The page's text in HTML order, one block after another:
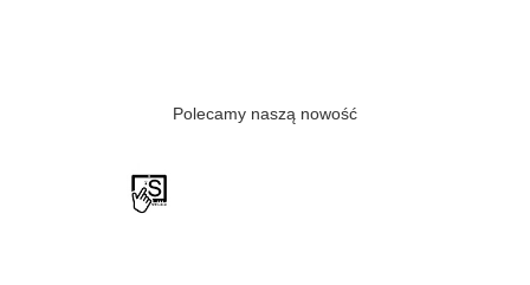
Polecamy naszą nowość